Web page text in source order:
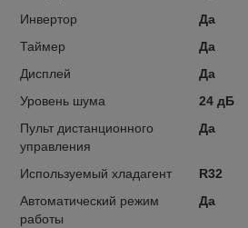
Инвертор
Да
Таймер
Да
Дисплей
Да
Уровень шума
24 дБ
Пульт дистанционного
управления
Да
Используемый хладагент
R32
Автоматический режим
работы
Да